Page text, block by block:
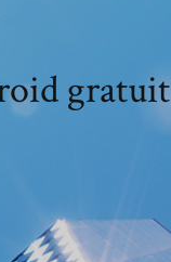
gratuit